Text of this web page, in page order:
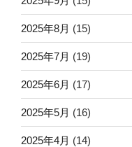
2025年8月 (15)
2025年7月 (19)
2025年6月 (17)
2025年5月 (16)
2025年4月 (14)